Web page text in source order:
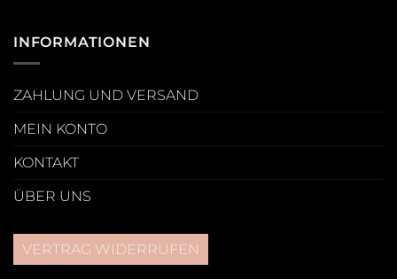
INFORMATIONEN
ZAHLUNG UND VERSAND
MEIN KONTO
KONTAKT
ÜBER UNS
VERTRAG WIDERRUFEN